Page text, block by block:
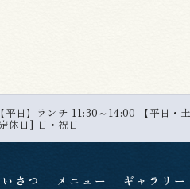
【平日】ランチ 11:30～14:00 【平日
休日] 日・祝日
さつ メニュー ギャラリー